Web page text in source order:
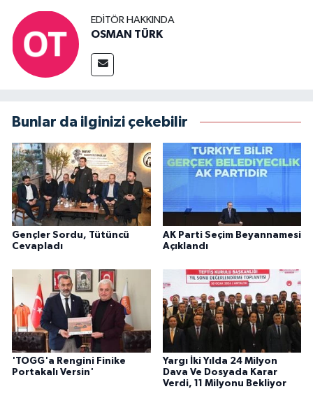
EDITÖR HAKKINDA
OSMAN TÜRK
Bunlar da ilginizi çekebilir
Gençler Sordu, Tütüncü
Cevapladı
AK Parti Seçim Beyannamesi
Açıklandı
'TOGG'a Rengini Finike
Portakalı Versin'
Yargı İki Yılda 24 Milyon
Dava Ve Dosyada Karar
Verdi, 11 Milyonu Bekliyor